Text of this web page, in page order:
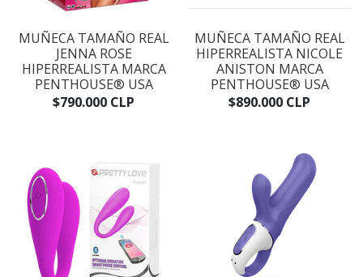
MUÑECA TAMAÑO REAL
JENNA ROSE
HIPERREALISTA MARCA
PENTHOUSE® USA
$790.000 CLP
MUÑECA TAMAÑO REAL
HIPERREALISTA NICOLE
ANISTON MARCA
PENTHOUSE® USA
$890.000 CLP